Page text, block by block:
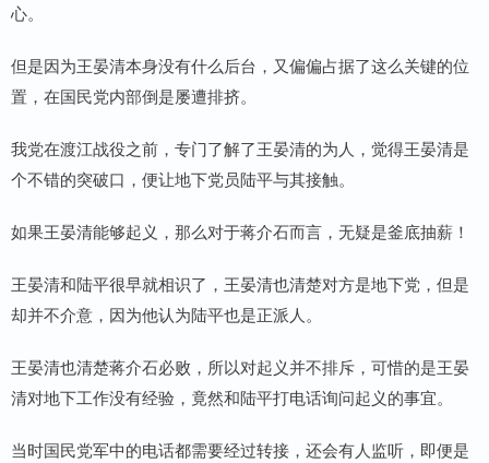
心。
但是因为王晏清本身没有什么后台，又偏偏占据了这么关键的位
置，在国民党内部倒是屡遭排挤。
我党在渡江战役之前，专门了解了王晏清的为人，觉得王晏清是
个不错的突破口，便让地下党员陆平与其接触。
如果王晏清能够起义，那么对于蒋介石而言，无疑是釜底抽薪！
王晏清和陆平很早就相识了，王晏清也清楚对方是地下党，但是
却并不介意，因为他认为陆平也是正派人。
王晏清也清楚蒋介石必败，所以对起义并不排斥，可惜的是王晏
清对地下工作没有经验，竟然和陆平打电话询问起义的事宜。
当时国民党军中的电话都需要经过转接，还会有人监听，即便是